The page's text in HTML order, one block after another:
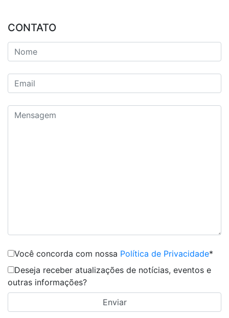
CONTATO
Você concorda com nossa Política de Privacidade*
Deseja receber atualizações de notícias, eventos e
outras informações?